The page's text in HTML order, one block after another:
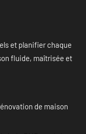
et planifier chaque
fluide, maîtrisée et
de maison